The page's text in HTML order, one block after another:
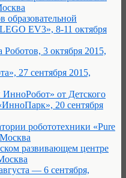
образовательной
EV3», 8-11 октября
Роботов, 3 октября 2015,
27 сентября 2015,
от Детского
20 сентября
робототехники «Pure
развивающем центре
— 6 сентября,